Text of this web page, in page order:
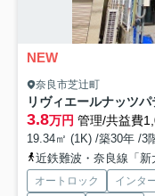
NEW
奈良市芝辻町
リヴィエールナッツパ
3.8万円 管理/共益費
19.34㎡ (1K) /築30年 /3
近鉄難波・奈良線「
オートロック インタ